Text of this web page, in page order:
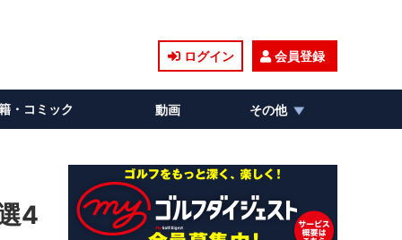
ログイン 会員登録
・コミック 動画 その他
4